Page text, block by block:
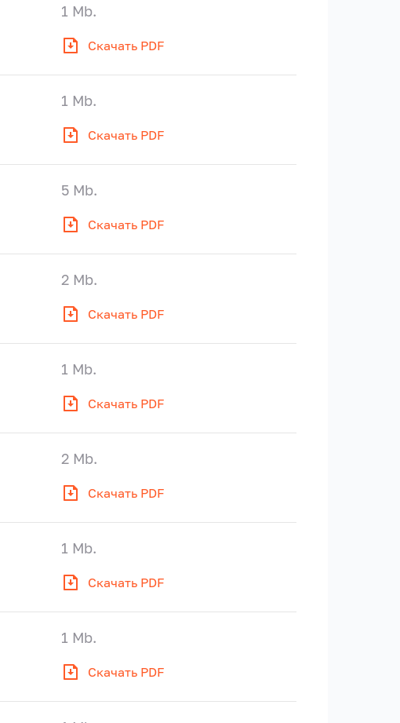
Скачать PDF
1 Mb.
Скачать PDF
1 Mb.
Скачать PDF
5 Mb.
Скачать PDF
2 Mb.
Скачать PDF
1 Mb.
Скачать PDF
2 Mb.
Скачать PDF
1 Mb.
Скачать PDF
1 Mb.